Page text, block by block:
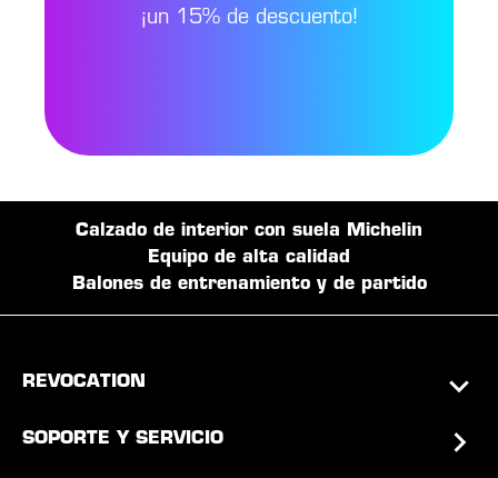
¡un 15% de descuento!
Calzado de interior con suela Michelin
Equipo de alta calidad
Balones de entrenamiento y de partido
REVOCATION
SOPORTE Y SERVICIO